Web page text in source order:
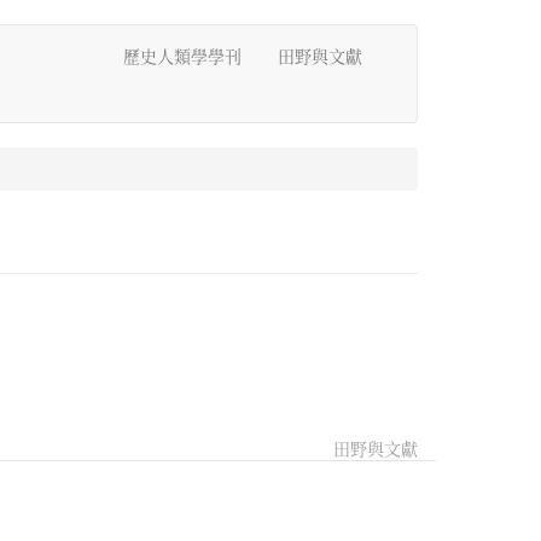
歷史人類學學刊 田野與文獻
田野與文獻